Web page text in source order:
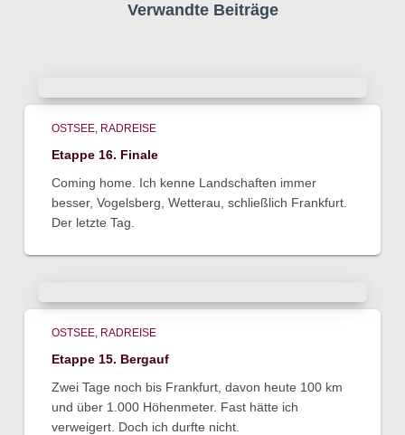
Verwandte Beiträge
OSTSEE RADREISE
Etappe 16. Finale
Coming home. Ich kenne Landschaften immer
besser, Vogelsberg, Wetterau, schließlich Frankfurt.
Der letzte Tag.
OSTSEE RADREISE
Etappe 15. Bergauf
Zwei Tage noch bis Frankfurt, davon heute 100 km
und über 1.000 Höhenmeter. Fast hätte ich
verweigert. Doch ich durfte nicht.